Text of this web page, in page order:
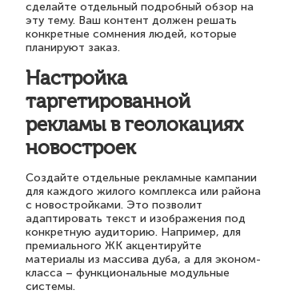
сделайте отдельный подробный обзор на
эту тему. Ваш контент должен решать
конкретные сомнения людей, которые
планируют заказ.
Настройка
таргетированной
рекламы в геолокациях
новостроек
Создайте отдельные рекламные кампании
для каждого жилого комплекса или района
с новостройками. Это позволит
адаптировать текст и изображения под
конкретную аудиторию. Например, для
премиального ЖК акцентируйте
материалы из массива дуба, а для эконом-
класса – функциональные модульные
системы.